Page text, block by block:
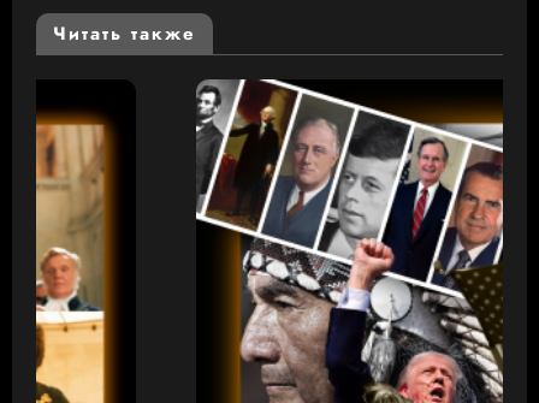
Читать также